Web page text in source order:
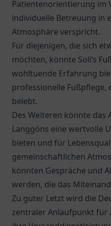
Patientenorientierung im
individuelle Betreuung in
Atmosphäre verspricht.
Für diejenigen, die sich
möchten, könnte Soli’s
wohltuende Erfahrung
professionelle Fußpflege,
belebt.
Des Weiteren könnte das
Langgöns eine wertvolle
bieten und für
gemeinschaftlichen
könnten Gespräche und
werden, die das
Zu guter Letzt wird die
zentraler Anlaufpunkt für